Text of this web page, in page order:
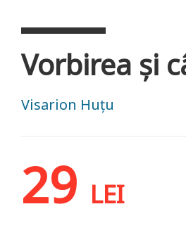
Vorbirea și
Visarion Huțu
29 LEI